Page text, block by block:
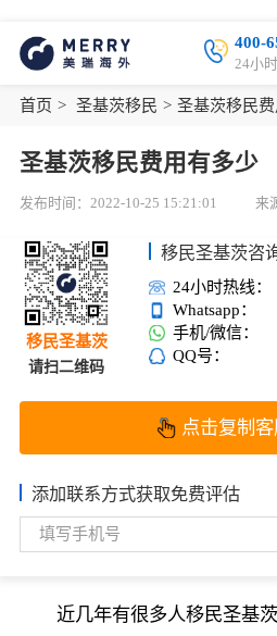
400-
24小
首页 > 圣基茨移民 > 圣基茨移民费
圣基茨移民费用有多少
发布时间：2022-10-25 15:21:01 来
移民圣基茨
请扫二维码
移民圣基茨咨
24小时热线：
Whatsapp：
手机/微信：
QQ号：
点击复制
添加联系方式获取免费评估
近几年有很多人移民圣基茨